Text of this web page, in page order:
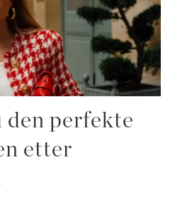
den perfekte
etter